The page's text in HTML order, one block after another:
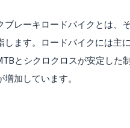
ブレーキロードバイクとは、
します。ロードバイクには主
とシクロクロスが安定した
増加しています。